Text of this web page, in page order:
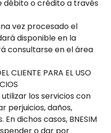
débito o crédito a través
vez procesado el
disponible en la
consultarse en el área
CLIENTE PARA EL USO
los servicios con
perjuicios, daños,
dichos casos, BNESIM